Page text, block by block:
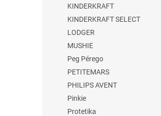
KINDERKRAFT
KINDERKRAFT SELECT
LODGER
MUSHIE
Peg Pérego
PETITEMARS
PHILIPS AVENT
Pinkie
Protetika